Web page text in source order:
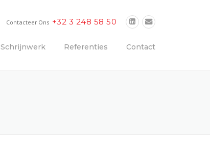
Contacteer Ons +32 3 248 58 50
Schrijnwerk Referenties Contact